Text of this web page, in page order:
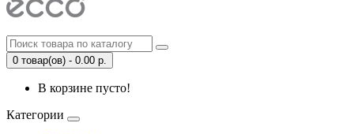
0 товар(ов) - 0.00 р.
В корзине пусто!
Категории